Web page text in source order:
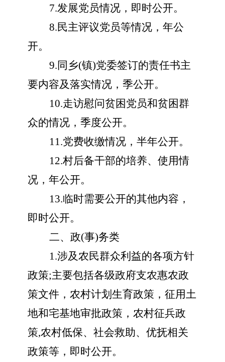
7.发展党员情况，即时公开。
8.民主评议党员等情况，年公
开。
9.同乡(镇)党委签订的责任书主
要内容及落实情况，季公开。
10.走访慰问贫困党员和贫困群
众的情况，季度公开。
11.党费收缴情况，半年公开。
12.村后备干部的培养、使用情
况，年公开。
13.临时需要公开的其他内容，
即时公开。
二、政(事)务类
1.涉及农民群众利益的各项方针
政策;主要包括各级政府支农惠农政
策文件，农村计划生育政策，征用土
地和宅基地审批政策，农村征兵政
策,农村低保、社会救助、优抚相关
政策等，即时公开。